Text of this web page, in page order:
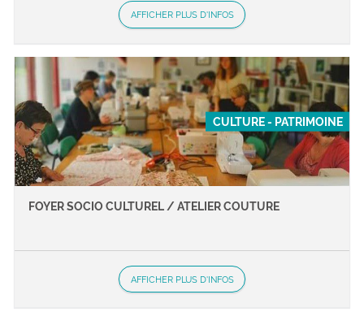
AFFICHER PLUS D'INFOS
CULTURE - PATRIMOINE
FOYER SOCIO CULTUREL / ATELIER COUTURE
AFFICHER PLUS D'INFOS